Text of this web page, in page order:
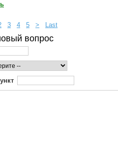
3 4 5 > Last
вопрос